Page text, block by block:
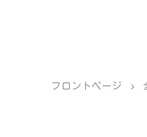
フロントページ